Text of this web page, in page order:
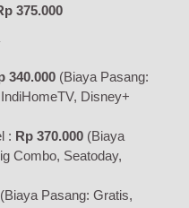
375.000
340.000 (Biaya Pasang:
Disney+
: Rp 370.000 (Biaya
Combo, Seatoday,
(Biaya Pasang: Gratis,